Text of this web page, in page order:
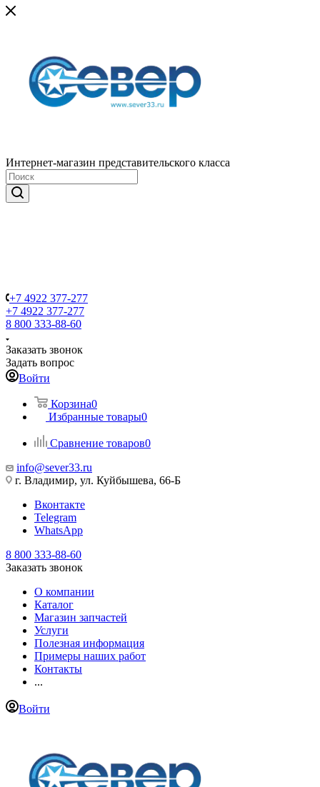
Интернет-магазин представительского класса
+7 4922 377-277
+7 4922 377-277
8 800 333-88-60
Заказать звонок
Задать вопрос
Войти
Корзина0
Избранные товары0
Сравнение товаров0
info@sever33.ru
г. Владимир, ул. Куйбышева, 66-Б
Вконтакте
Telegram
WhatsApp
8 800 333-88-60
Заказать звонок
О компании
Каталог
Магазин запчастей
Услуги
Полезная информация
Примеры наших работ
Контакты
...
Войти